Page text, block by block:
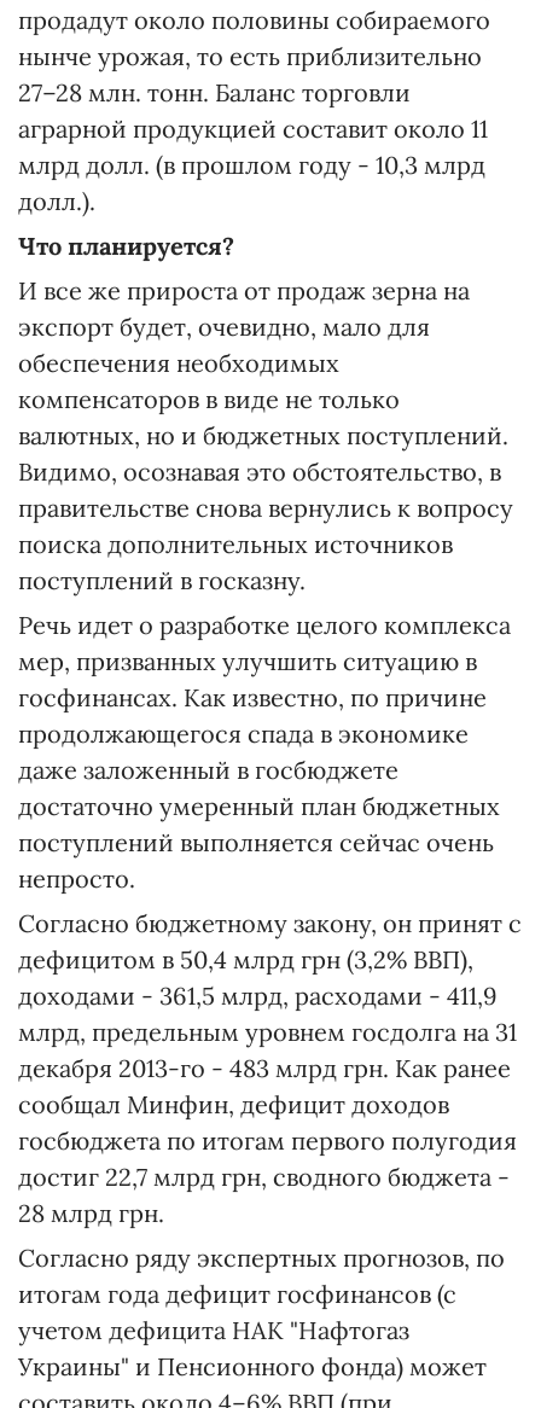
продадут около половины собираемого
нынче урожая, то есть приблизительно
27–28 млн. тонн. Баланс торговли
аграрной продукцией составит около 11
млрд долл. (в прошлом году - 10,3 млрд
долл.).
Что планируется?
И все же прироста от продаж зерна на
экспорт будет, очевидно, мало для
обеспечения необходимых
компенсаторов в виде не только
валютных, но и бюджетных поступлений.
Видимо, осознавая это обстоятельство, в
правительстве снова вернулись к вопросу
поиска дополнительных источников
поступлений в госказну.
Речь идет о разработке целого комплекса
мер, призванных улучшить ситуацию в
госфинансах. Как известно, по причине
продолжающегося спада в экономике
даже заложенный в госбюджете
достаточно умеренный план бюджетных
поступлений выполняется сейчас очень
непросто.
Согласно бюджетному закону, он принят с
дефицитом в 50,4 млрд грн (3,2% ВВП),
доходами - 361,5 млрд, расходами - 411,9
млрд, предельным уровнем госдолга на 31
декабря 2013-го - 483 млрд грн. Как ранее
сообщал Минфин, дефицит доходов
госбюджета по итогам первого полугодия
достиг 22,7 млрд грн, сводного бюджета -
28 млрд грн.
Согласно ряду экспертных прогнозов, по
итогам года дефицит госфинансов (с
учетом дефицита НАК "Нафтогаз
Украины" и Пенсионного фонда) может